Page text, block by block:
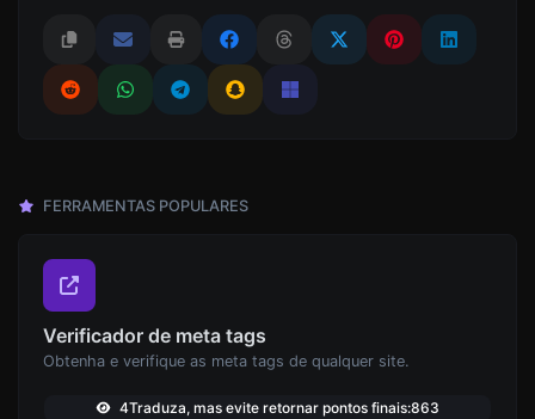
FERRAMENTAS POPULARES
Verificador de meta tags
Obtenha e verifique as meta tags de qualquer site.
4Traduza, mas evite retornar pontos finais:863